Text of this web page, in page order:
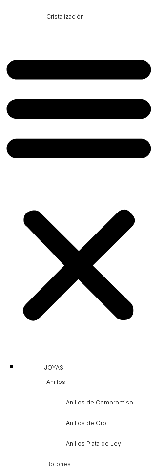
Cristalización
JOYAS
Anillos
Anillos de Compromiso
Anillos de Oro
Anillos Plata de Ley
Botones